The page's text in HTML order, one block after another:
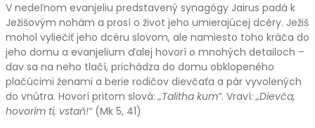
V nedeľnom evanjeliu predstavený synagógy Jairus padá k
Ježišovým nohám a prosí o život jeho umierajúcej dcéry. Ježiš
mohol vyliečiť jeho dcéru slovom, ale namiesto toho kráča do
jeho domu a evanjelium ďalej hovorí o mnohých detailoch –
dav sa na neho tlačí, prichádza do domu obklopeného
plačúcimi ženami a berie rodičov dievčaťa a pár vyvolených
do vnútra. Hovorí pritom slová:„Talitha kum“. Vraví:„Dievča,
hovorím ti, vstaň!“(Mk 5, 41)